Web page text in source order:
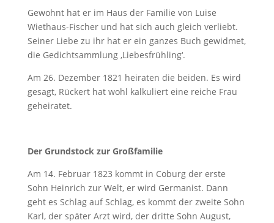
Gewohnt hat er im Haus der Familie von Luise
Wiethaus-Fischer und hat sich auch gleich verliebt.
Seiner Liebe zu ihr hat er ein ganzes Buch gewidmet,
die Gedichtsammlung ‚Liebesfrühling‘.
Am 26. Dezember 1821 heiraten die beiden. Es wird
gesagt, Rückert hat wohl kalkuliert eine reiche Frau
geheiratet.
Der Grundstock zur Großfamilie
Am 14. Februar 1823 kommt in Coburg der erste
Sohn Heinrich zur Welt, er wird Germanist. Dann
geht es Schlag auf Schlag, es kommt der zweite Sohn
Karl, der später Arzt wird, der dritte Sohn August,